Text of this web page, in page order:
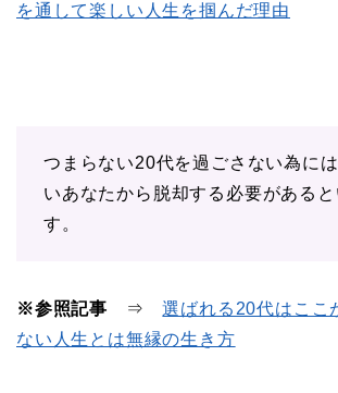
を通して楽しい人生を掴んだ理由
つまらない20代を過ごさない為に
いあなたから脱却する必要がある
す。
※参照記事 ⇒選ばれる20代はここ
ない人生とは無縁の生き方